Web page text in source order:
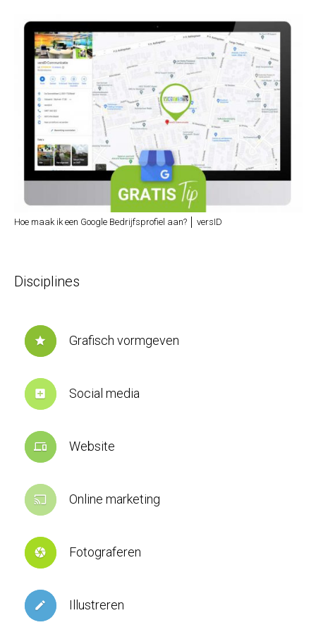
Hoe maak ik een Google Bedrijfsprofiel aan? │ versID
Disciplines
star Grafisch vormgeven
add_box Social media
devices Website
cast Online marketing
camera Fotograferen
create Illustreren